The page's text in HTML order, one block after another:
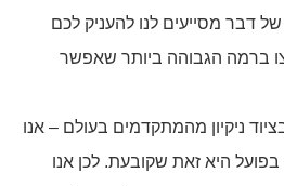
של דבר מסייעים לנו להעניק לכם
ברמה הגבוהה ביותר שאפשר
ניקיון מהמתקדמים בעולם – אנו
היא זאת שקובעת. לכן אנו